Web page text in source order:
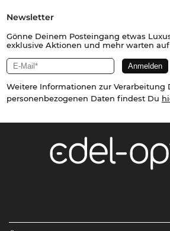
Newsletter
Gönne Deinem Posteingang etwas
exklusive Aktionen und mehr warten
Weitere Informationen zur Verarbeitung
personenbezogenen Daten findest Du